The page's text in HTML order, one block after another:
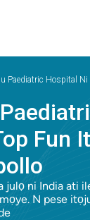
Paediatric Hospital
Fun
julọ ni India ati
N pese